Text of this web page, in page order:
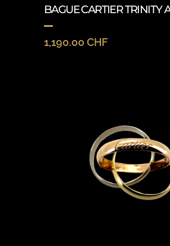
BAGUE CARTIER TRINITY
1,190.00 CHF